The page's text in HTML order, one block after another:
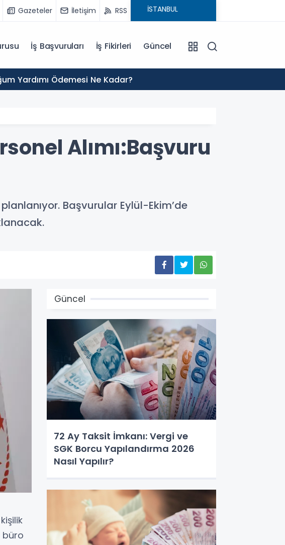
Gazeteler İletişim RSS
İş Başvuruları İş Fikirleri Güncel
Yardımı Ödemesi Ne Kadar?
Alımı:Başvuru
Başvurular Eylül-Ekim’de
büro
Güncel
72 Ay Taksit İmkanı: Vergi ve
SGK Borcu Yapılandırma 2026
Nasıl Yapılır?